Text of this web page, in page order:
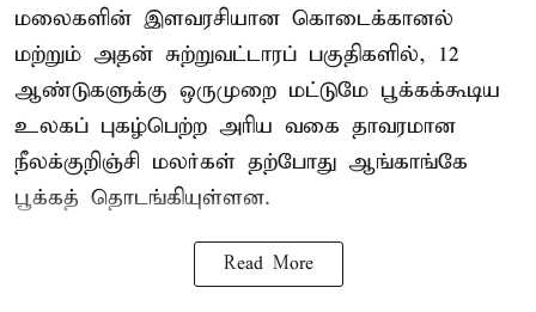
மலைகளின் இளவரசியான கொடைக்கானல்
மற்றும் அதன் சுற்றுவட்டாரப் பகுதிகளில், 12
ஆண்டுகளுக்கு ஒருமுறை மட்டுமே பூக்கக்கூடிய
உலகப் புகழ்பெற்ற அரிய வகை தாவரமான
நீலக்குறிஞ்சி மலர்கள் தற்போது ஆங்காங்கே
பூக்கத் தொடங்கியுள்ளன.
Read More